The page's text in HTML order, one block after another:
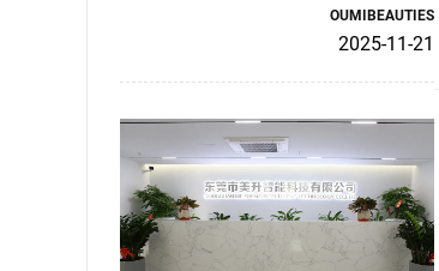
OUMIBEAUTIES
2025-11-21